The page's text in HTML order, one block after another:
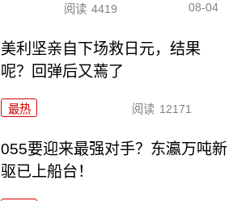
阅读 4419 08-04
美利坚亲自下场救日元，结果
呢？回弹后又蔫了
最热 阅读 12171
055要迎来最强对手？东瀛万吨新
驱已上船台！